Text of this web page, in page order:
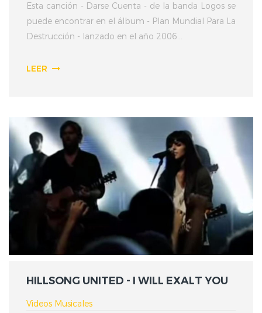
Esta canción - Darse Cuenta - de la banda Logos se
puede encontrar en el álbum - Plan Mundial Para La
Destrucción - lanzado en el año 2006...
LEER
HILLSONG UNITED - I WILL EXALT YOU
Videos Musicales